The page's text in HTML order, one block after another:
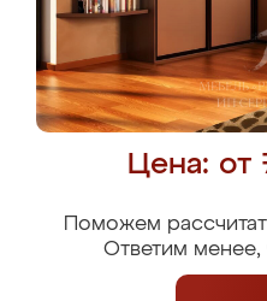
Цена: от
Поможем
Ответим менее,